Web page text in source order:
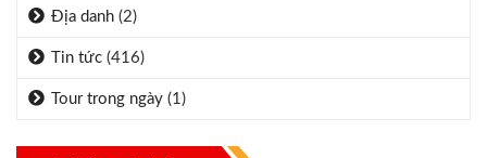
Địa danh (2)
Tin tức (416)
Tour trong ngày (1)